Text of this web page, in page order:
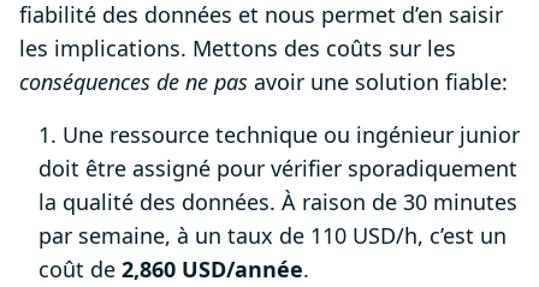
fiabilité des données et nous permet d’en saisir
les implications. Mettons des coûts sur les
conséquences de ne pas avoir une solution fiable:
1. Une ressource technique ou ingénieur junior
doit être assigné pour vérifier sporadiquement
la qualité des données. À raison de 30 minutes
par semaine, à un taux de 110 USD/h, c’est un
coût de 2,860 USD/année.